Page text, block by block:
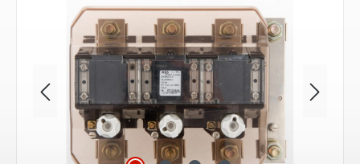
Bildergalerie überspringen